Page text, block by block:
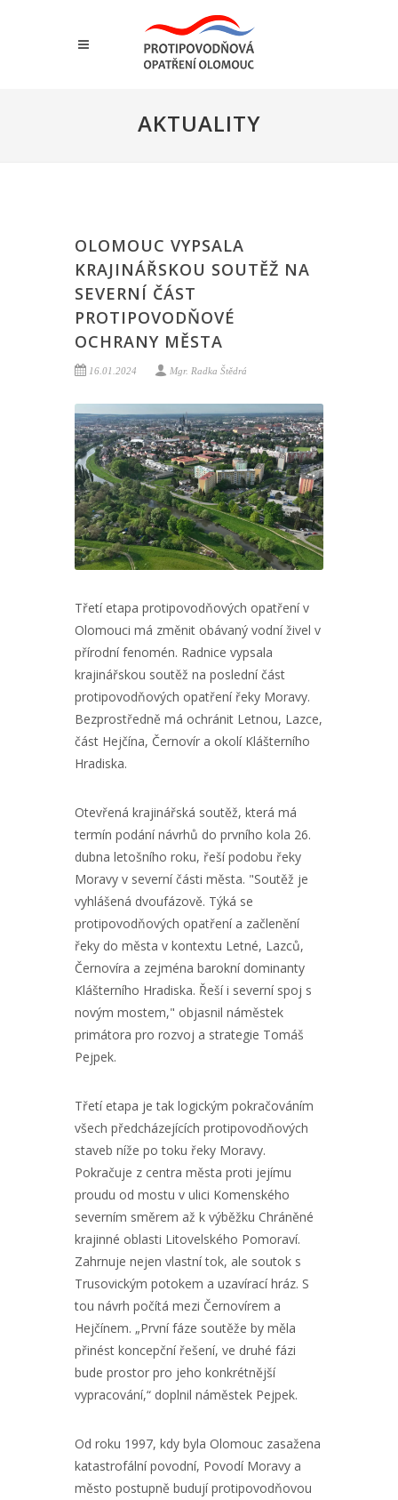
AKTUALITY
OLOMOUC VYPSALA
KRAJINÁŘSKOU SOUTĚŽ NA
SEVERNÍ ČÁST
PROTIPOVODŇOVÉ
OCHRANY MĚSTA
16.01.2024 Mgr. Radka Štědrá
Třetí etapa protipovodňových opatření v
Olomouci má změnit obávaný vodní živel v
přírodní fenomén. Radnice vypsala
krajinářskou soutěž na poslední část
protipovodňových opatření řeky Moravy.
Bezprostředně má ochránit Letnou, Lazce,
část Hejčína, Černovír a okolí Klášterního
Hradiska.
Otevřená krajinářská soutěž, která má
termín podání návrhů do prvního kola 26.
dubna letošního roku, řeší podobu řeky
Moravy v severní části města. "Soutěž je
vyhlášená dvoufázově. Týká se
protipovodňových opatření a začlenění
řeky do města v kontextu Letné, Lazců,
Černovíra a zejména barokní dominanty
Klášterního Hradiska. Řeší i severní spoj s
novým mostem," objasnil náměstek
primátora pro rozvoj a strategie Tomáš
Pejpek.
Třetí etapa je tak logickým pokračováním
všech předcházejících protipovodňových
staveb níže po toku řeky Moravy.
Pokračuje z centra města proti jejímu
proudu od mostu v ulici Komenského
severním směrem až k výběžku Chráněné
krajinné oblasti Litovelského Pomoraví.
Zahrnuje nejen vlastní tok, ale soutok s
Trusovickým potokem a uzavírací hráz. S
tou návrh počítá mezi Černovírem a
Hejčínem. „První fáze soutěže by měla
přinést koncepční řešení, ve druhé fázi
bude prostor pro jeho konkrétnější
vypracování,“ doplnil náměstek Pejpek.
Od roku 1997, kdy byla Olomouc zasažena
katastrofální povodní, Povodí Moravy a
město postupně budují protipovodňovou